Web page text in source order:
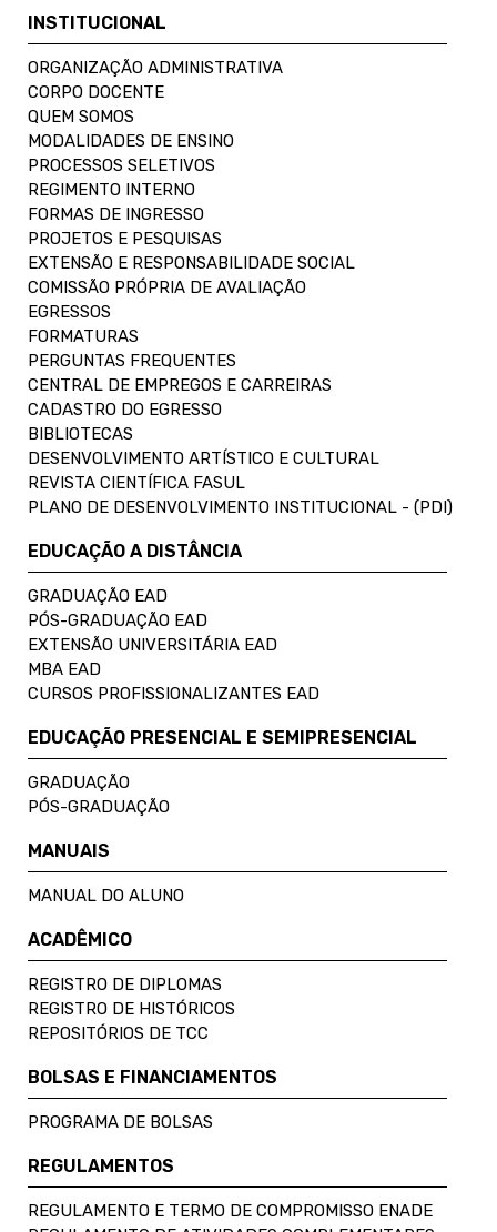
INSTITUCIONAL
ORGANIZAÇÃO ADMINISTRATIVA
CORPO DOCENTE
QUEM SOMOS
MODALIDADES DE ENSINO
PROCESSOS SELETIVOS
REGIMENTO INTERNO
FORMAS DE INGRESSO
PROJETOS E PESQUISAS
EXTENSÃO E RESPONSABILIDADE SOCIAL
COMISSÃO PRÓPRIA DE AVALIAÇÃO
EGRESSOS
FORMATURAS
PERGUNTAS FREQUENTES
CENTRAL DE EMPREGOS E CARREIRAS
CADASTRO DO EGRESSO
BIBLIOTECAS
DESENVOLVIMENTO ARTÍSTICO E CULTURAL
REVISTA CIENTÍFICA FASUL
PLANO DE DESENVOLVIMENTO INSTITUCIONAL - (PDI)
EDUCAÇÃO A DISTÂNCIA
GRADUAÇÃO EAD
PÓS-GRADUAÇÃO EAD
EXTENSÃO UNIVERSITÁRIA EAD
MBA EAD
CURSOS PROFISSIONALIZANTES EAD
EDUCAÇÃO PRESENCIAL E SEMIPRESENCIAL
GRADUAÇÃO
PÓS-GRADUAÇÃO
MANUAIS
MANUAL DO ALUNO
ACADÊMICO
REGISTRO DE DIPLOMAS
REGISTRO DE HISTÓRICOS
REPOSITÓRIOS DE TCC
BOLSAS E FINANCIAMENTOS
PROGRAMA DE BOLSAS
REGULAMENTOS
REGULAMENTO E TERMO DE COMPROMISSO ENADE